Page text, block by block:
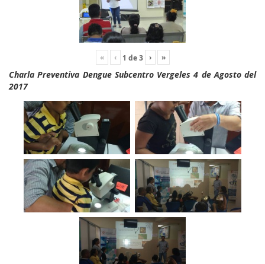
« ‹ 1 de3 › »
Charla Preventiva Dengue Subcentro Vergeles 4 de Agosto del
2017